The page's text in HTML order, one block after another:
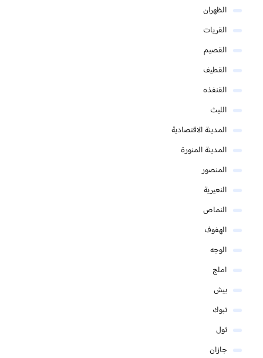
الظهران
القريات
القصيم
القطيف
القنفذه
الليث
المدينة الاقتصادية
المدينة المنورة
المنصور
النعيرية
النماص
الهفوف
الوجه
املج
بيش
تبوك
ثول
جازان